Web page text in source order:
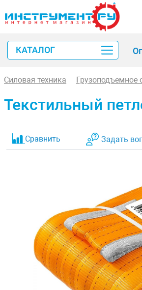
КАТАЛОГ
Силовая техника Грузоподъемное
Текстильный
Сравнить Задать